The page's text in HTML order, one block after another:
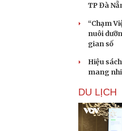
TP Đà
“Chạm
nuôi
gian số
Hiệu
mang
DU LỊCH